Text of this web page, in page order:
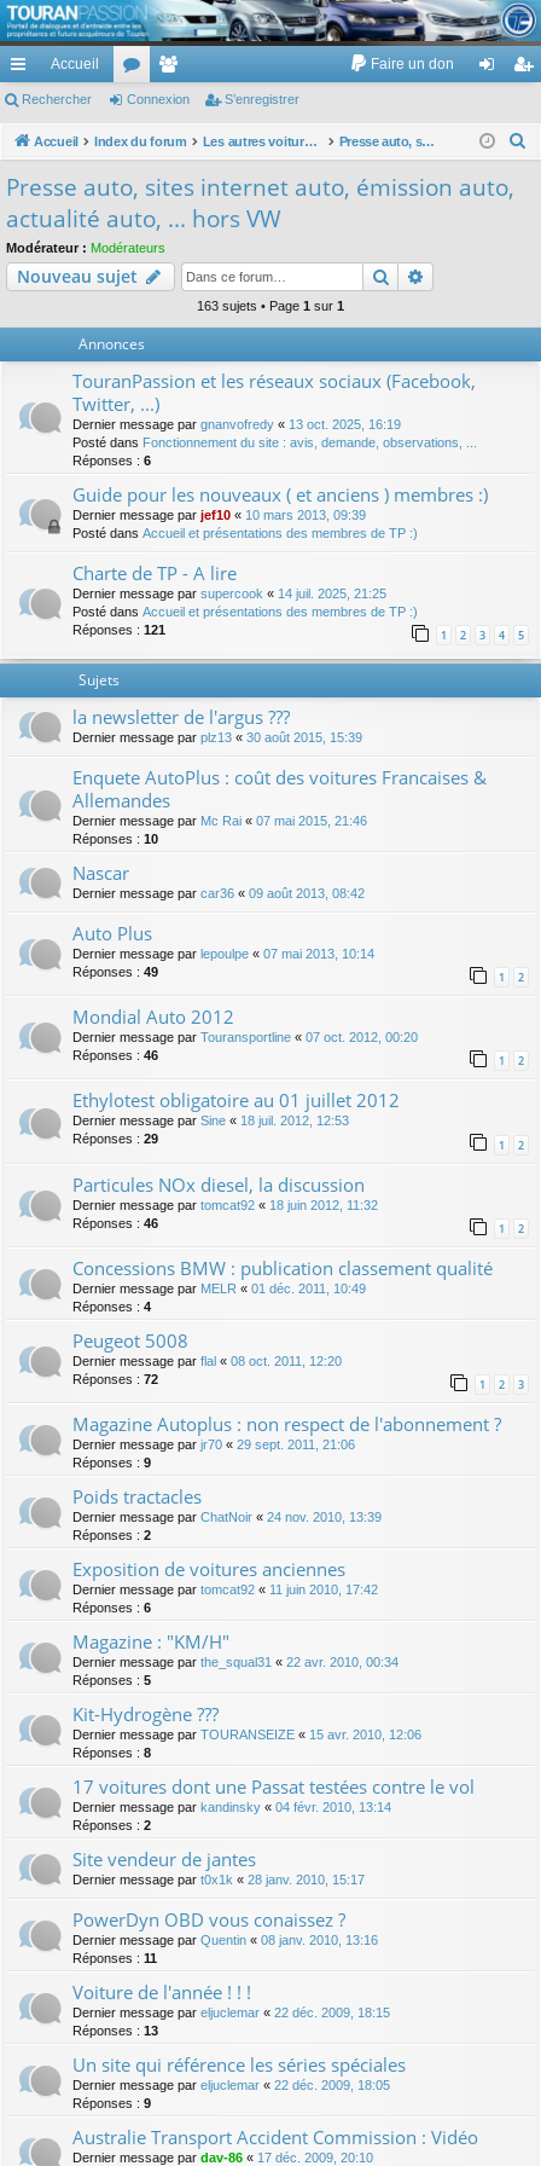
TouranPassion
Le forum des propriétaires ou futurs acquéreurs du Volkswagen Touran
cc
ès
de
Accueil
or
u
e
m
Faire un don
ne nr
Rechercher Connexion S’enregistrer
Accueil Index du forum Les autres voitures et ce qui touche à la voiture Presse auto, sites internet auto, émission auto, actualité auto, ... hors VW
h
Presse auto, sites internet auto, émission auto,
actualité auto, ... hors VW
Modérateur : Modérateurs
Nouveau sujet Rechercher
163 sujets • Page 1 sur 1
Annonces
TouranPassion et les réseaux sociaux (Facebook,
Twitter, ...)
Dernier message par gnanvofredy « 13 oct. 2025, 16:19
Posté dans Fonctionnement du site : avis, demande, observations, ...
Réponses : 6
Guide pour les nouveaux ( et anciens ) membres :)
Dernier message par jef10 « 10 mars 2013, 09:39
Posté dans Accueil et présentations des membres de TP :)
Charte de TP - A lire
Dernier message par supercook « 14 juil. 2025, 21:25
Posté dans Accueil et présentations des membres de TP :)
Réponses : 121 1 2 3 4 5
Sujets
la newsletter de l'argus ???
Dernier message par plz13 « 30 août 2015, 15:39
Enquete AutoPlus : coût des voitures Francaises &
Allemandes
Dernier message par Mc Rai « 07 mai 2015, 21:46
Réponses : 10
Nascar
Dernier message par car36 « 09 août 2013, 08:42
Auto Plus
Dernier message par lepoulpe « 07 mai 2013, 10:14
Réponses : 49 1 2
Mondial Auto 2012
Dernier message par Touransportline « 07 oct. 2012, 00:20
Réponses : 46 1 2
Ethylotest obligatoire au 01 juillet 2012
Dernier message par Sine « 18 juil. 2012, 12:53
Réponses : 29 1 2
Particules NOx diesel, la discussion
Dernier message par tomcat92 « 18 juin 2012, 11:32
Réponses : 46 1 2
Concessions BMW : publication classement qualité
Dernier message par MELR « 01 déc. 2011, 10:49
Réponses : 4
Peugeot 5008
Dernier message par flal « 08 oct. 2011, 12:20
Réponses : 72 1 2 3
Magazine Autoplus : non respect de l'abonnement ?
Dernier message par jr70 « 29 sept. 2011, 21:06
Réponses : 9
Poids tractacles
Dernier message par ChatNoir « 24 nov. 2010, 13:39
Réponses : 2
Exposition de voitures anciennes
Dernier message par tomcat92 « 11 juin 2010, 17:42
Réponses : 6
Magazine : "KM/H"
Dernier message par the_squal31 « 22 avr. 2010, 00:34
Réponses : 5
Kit-Hydrogène ???
Dernier message par TOURANSEIZE « 15 avr. 2010, 12:06
Réponses : 8
17 voitures dont une Passat testées contre le vol
Dernier message par kandinsky « 04 févr. 2010, 13:14
Réponses : 2
Site vendeur de jantes
Dernier message par t0x1k « 28 janv. 2010, 15:17
PowerDyn OBD vous conaissez ?
Dernier message par Quentin « 08 janv. 2010, 13:16
Réponses : 11
Voiture de l'année ! ! !
Dernier message par eljuclemar « 22 déc. 2009, 18:15
Réponses : 13
Un site qui référence les séries spéciales
Dernier message par eljuclemar « 22 déc. 2009, 18:05
Réponses : 9
Australie Transport Accident Commission : Vidéo
Dernier message par dav-86 « 17 déc. 2009, 20:10